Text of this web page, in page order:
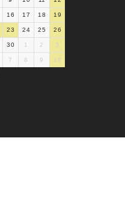
16 17 18 19
23 24 25 26
30 1 2 3
7 8 9 10